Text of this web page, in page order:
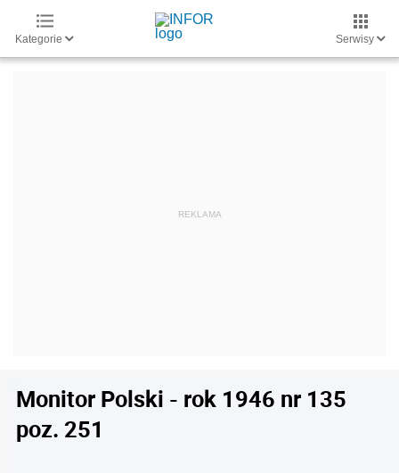
Kategorie Serwisy
Monitor Polski - rok 1946 nr 135
poz. 251